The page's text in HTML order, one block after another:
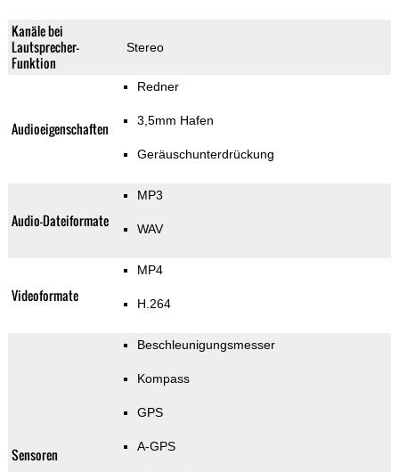
Kanäle bei
Lautsprecher-
Funktion
Stereo
Audioeigenschaften
Redner
3,5mm Hafen
Geräuschunterdrückung
Audio-Dateiformate
MP3
WAV
Videoformate
MP4
H.264
Sensoren
Beschleunigungsmesser
Kompass
GPS
A-GPS